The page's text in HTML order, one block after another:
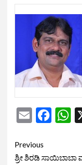
Email
Previous
ಶ್ರೀ ಶಿರಡಿ